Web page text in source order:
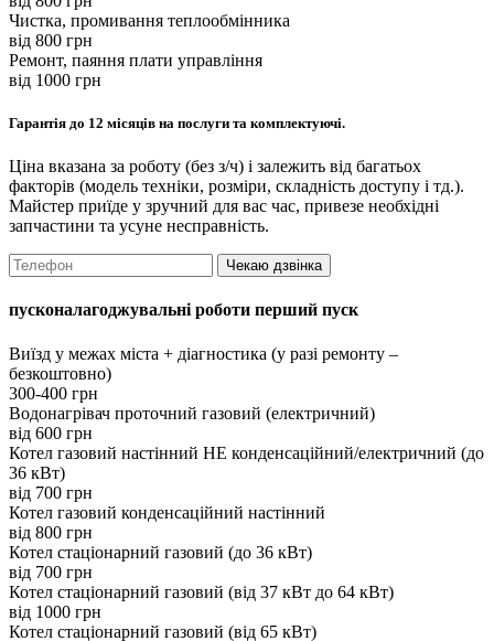
Чистка, промивання теплообмінника
вiд 800 грн
Ремонт, паяння плати управління
вiд 1000 грн
Гарантія до 12 місяців на послуги та комплектуючі.
Ціна вказана за роботу (без з/ч) і залежить від багатьох
факторів (модель техніки, розміри, складність доступу і тд.).
Майстер приїде у зручний для вас час, привезе необхідні
запчастини та усуне несправність.
Чекаю дзвінка
пусконалагоджувальні роботи перший пуск
Виїзд у межах міста + діагностика (у разі ремонту –
безкоштовно)
300-400 грн
Водонагрівач проточний газовий (електричний)
вiд 600 грн
Котел газовий настінний НЕ конденсаційний/електричний (до
36 кВт)
вiд 700 грн
Котел газовий конденсаційний настінний
вiд 800 грн
Котел стаціонарний газовий (до 36 кВт)
вiд 700 грн
Котел стаціонарний газовий (від 37 кВт до 64 кВт)
вiд 1000 грн
Котел стаціонарний газовий (від 65 кВт)